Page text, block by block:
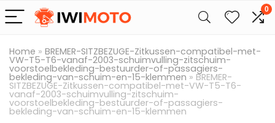
0
Home » BREMER-SITZBEZUGE-Zitkussen-compatibel-met-
VW-T5-T6-vanaf-2003-schuimvulling-zitschuim-
voorstoelbekleding-bestuurder-of-passagiers-
bekleding-van-schuim-en-15-klemmen » BREMER-
SITZBEZUGE-Zitkussen-compatibel-met-VW-T5-T6-
vanaf-2003-schuimvulling-zitschuim-
voorstoelbekleding-bestuurder-of-passagiers-
bekleding-van-schuim-en-15-klemmen